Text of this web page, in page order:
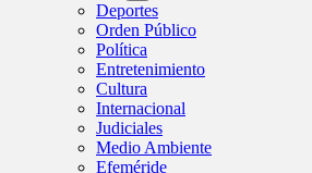
Deportes
Orden Público
Política
Entretenimiento
Cultura
Internacional
Judiciales
Medio Ambiente
Efeméride